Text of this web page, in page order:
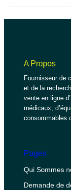
A Propos
Fournisseur de
et de la
vente en ligne
médicaux,
consommables
Pages
Qui Sommes
Demande de